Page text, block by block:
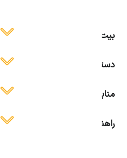
بیت ایمن
دسترسی آسان
منابع آموزشی
راهنمای استفاده